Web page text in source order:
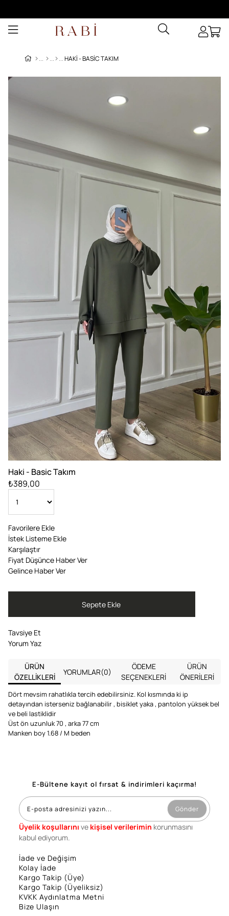
HAKI - BASIC TAKIM
Haki - Basic Takım
₺389,00
Favorilere Ekle
İstek Listeme Ekle
Karşılaştır
Fiyat Düşünce Haber Ver
Gelince Haber Ver
Tavsiye Et
Yorum Yaz
ÜRÜN
ÖZELLIKLERI
YORUMLAR(0)
ÖDEME
SEÇENEKLERI
ÜRÜN
ÖNERILERI
Dört mevsim rahatlıkla tercih edebilirsiniz. Kol kısmında ki ip
detayından isterseniz bağlanabilir , bisiklet yaka , pantolon yüksek bel
ve beli lastiklidir
Üst ön uzunluk 70 , arka 77 cm
Manken boy 1.68 / M beden
E-Bültene kayıt ol fırsat & indirimleri kaçırma!
Gönder
Üyelik koşullarını ve kişisel verilerimin korunmasını
kabul ediyorum.
İade ve Değişim
Kolay İade
Kargo Takip (Üye)
Kargo Takip (Üyeliksiz)
KVKK Aydınlatma Metni
Bize Ulaşın